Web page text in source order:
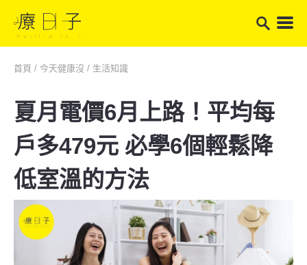
首頁 / 今天健康沒 / 生活知識
夏月電價6月上路！平均每
戶多479元 必學6個輕鬆降
低室溫的方法